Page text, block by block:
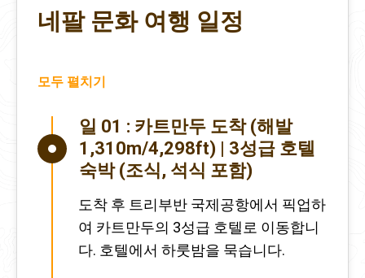
네팔 문화 여행 일정
모두 펼치기
일 01 : 카트만두 도착 (해발
1,310m/4,298ft) | 3성급 호텔
숙박 (조식, 석식 포함)
도착 후 트리부반 국제공항에서 픽업하
여 카트만두의 3성급 호텔로 이동합니
다. 호텔에서 하룻밤을 묵습니다.